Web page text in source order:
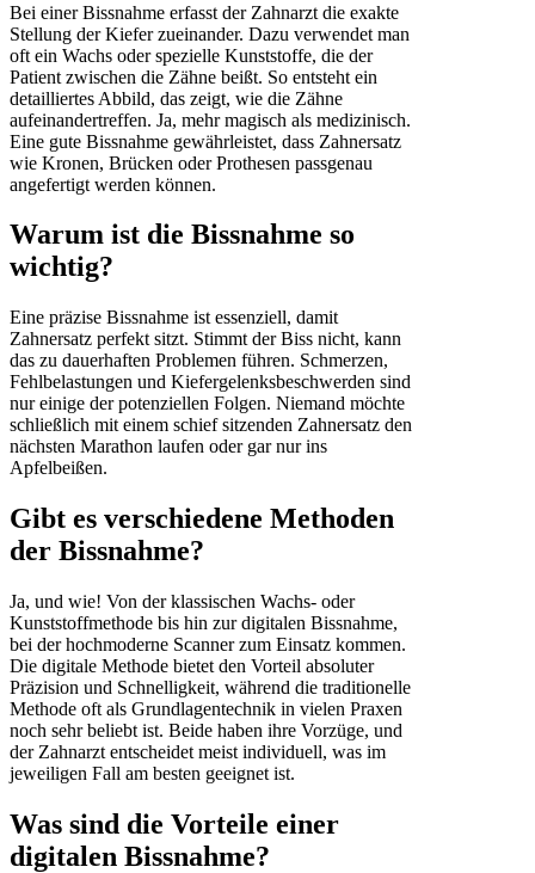
Bei einer Bissnahme erfasst der Zahnarzt die exakte
Stellung der Kiefer zueinander. Dazu verwendet man
oft ein Wachs oder spezielle Kunststoffe, die der
Patient zwischen die Zähne beißt. So entsteht ein
detailliertes Abbild, das zeigt, wie die Zähne
aufeinandertreffen. Ja, mehr magisch als medizinisch.
Eine gute Bissnahme gewährleistet, dass Zahnersatz
wie Kronen, Brücken oder Prothesen passgenau
angefertigt werden können.
Warum ist die Bissnahme so
wichtig?
Eine präzise Bissnahme ist essenziell, damit
Zahnersatz perfekt sitzt. Stimmt der Biss nicht, kann
das zu dauerhaften Problemen führen. Schmerzen,
Fehlbelastungen und Kiefergelenksbeschwerden sind
nur einige der potenziellen Folgen. Niemand möchte
schließlich mit einem schief sitzenden Zahnersatz den
nächsten Marathon laufen oder gar nur ins
Apfelbeißen.
Gibt es verschiedene Methoden
der Bissnahme?
Ja, und wie! Von der klassischen Wachs- oder
Kunststoffmethode bis hin zur digitalen Bissnahme,
bei der hochmoderne Scanner zum Einsatz kommen.
Die digitale Methode bietet den Vorteil absoluter
Präzision und Schnelligkeit, während die traditionelle
Methode oft als Grundlagentechnik in vielen Praxen
noch sehr beliebt ist. Beide haben ihre Vorzüge, und
der Zahnarzt entscheidet meist individuell, was im
jeweiligen Fall am besten geeignet ist.
Was sind die Vorteile einer
digitalen Bissnahme?